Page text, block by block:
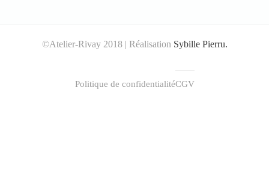
©Atelier-Rivay 2018 | Réalisation Sybille Pierru.
Politique de confidentialitéCGV